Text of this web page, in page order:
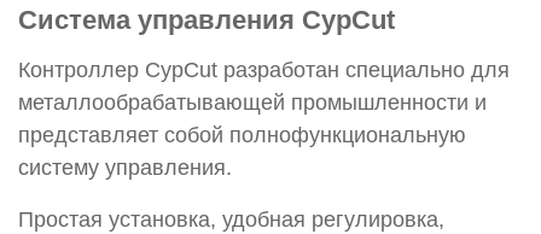
Система управления CypCut
Контроллер CypCut разработан специально для
металлообрабатывающей промышленности и
представляет собой полнофункциональную
систему управления.
Простая установка, удобная регулировка,